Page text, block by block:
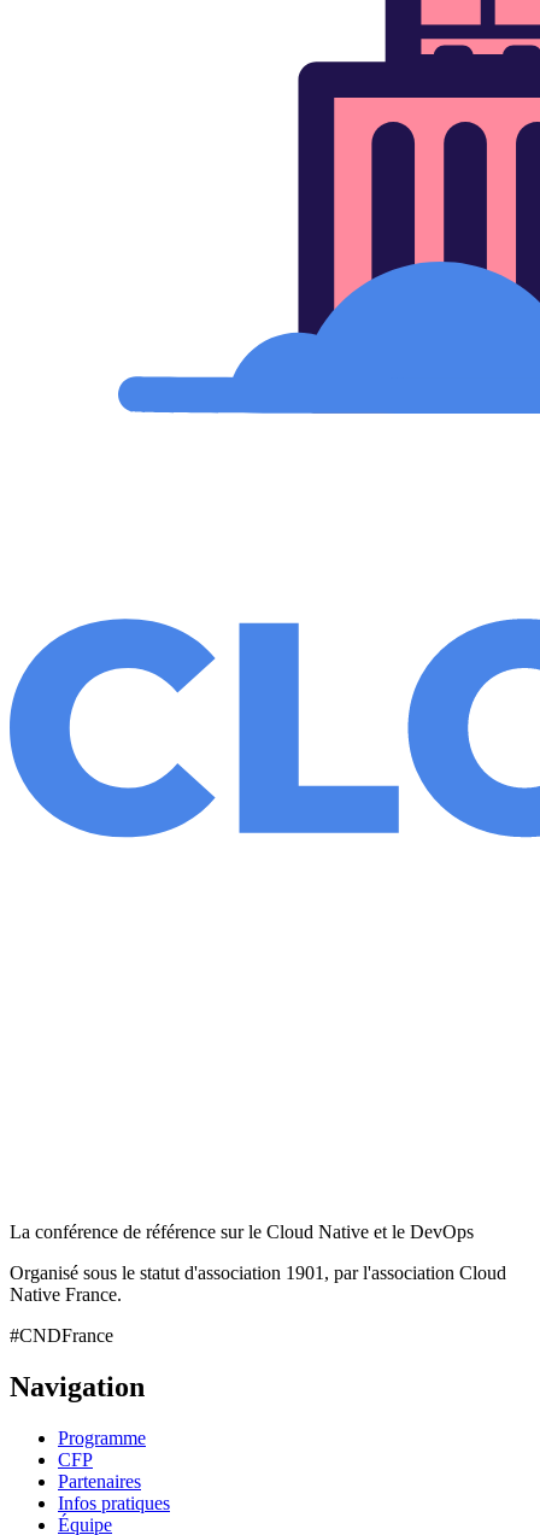
La conférence de référence sur le Cloud Native et le DevOps
Organisé sous le statut d'association 1901, par l'association Cloud
Native France.
#CNDFrance
Navigation
Programme
CFP
Partenaires
Infos pratiques
Équipe